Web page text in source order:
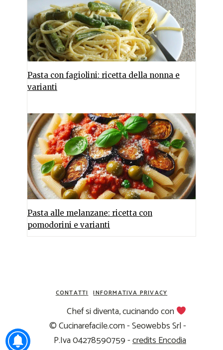
Pasta con fagiolini: ricetta della nonna e
varianti
Pasta alle melanzane: ricetta con
pomodorini e varianti
CONTATTI INFORMATIVA PRIVACY
Chef si diventa, cucinando con
© Cucinarefacile.com - Seowebbs Srl -
P.Iva 04278590759 -credits Encodia